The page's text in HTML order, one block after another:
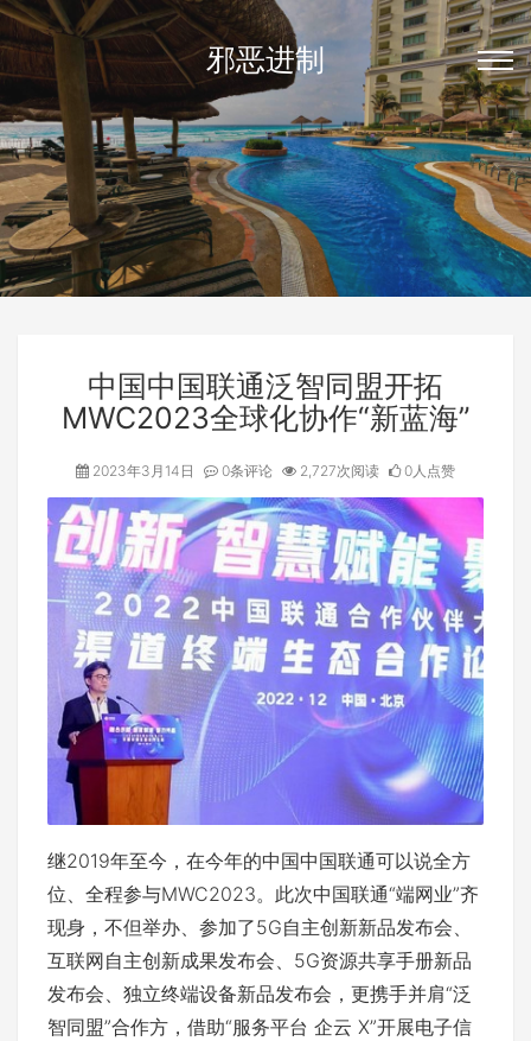
邪恶进制
中国中国联通泛智同盟开拓
MWC2023全球化协作“新蓝海”
2023年3月14日 0条评论 2,727次阅读 0人点赞
继2019年至今，在今年的中国中国联通可以说全方
位、全程参与MWC2023。此次中国联通“端网业”齐
现身，不但举办、参加了5G自主创新新品发布会、
互联网自主创新成果发布会、5G资源共享手册新品
发布会、独立终端设备新品发布会，更携手并肩“泛
智同盟”合作方，借助“服务平台 企云 X”开展电子信